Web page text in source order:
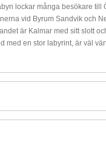
lockar många besökare till
vid Byrum Sandvik och
är Kalmar med sitt slott
med en stor labyrint, är väl